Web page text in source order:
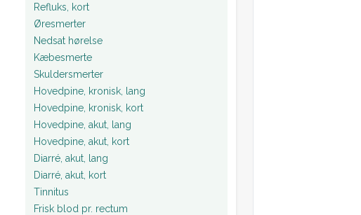
Refluks, kort
Øresmerter
Nedsat hørelse
Kæbesmerte
Skuldersmerter
Hovedpine, kronisk, lang
Hovedpine, kronisk, kort
Hovedpine, akut, lang
Hovedpine, akut, kort
Diarré, akut, lang
Diarré, akut, kort
Tinnitus
Frisk blod pr. rectum